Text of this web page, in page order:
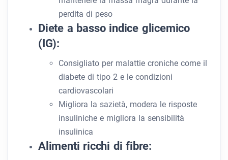
perdita di peso
Diete a basso indice glicemico
(IG):
Consigliato per malattie croniche come il
diabete di tipo 2 e le condizioni
cardiovascolari
Migliora la sazietà, modera le risposte
insuliniche e migliora la sensibilità
insulinica
Alimenti ricchi di fibre: